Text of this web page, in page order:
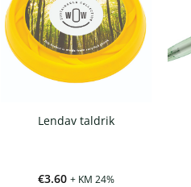
Lendav taldrik
€3.60 + KM 24%